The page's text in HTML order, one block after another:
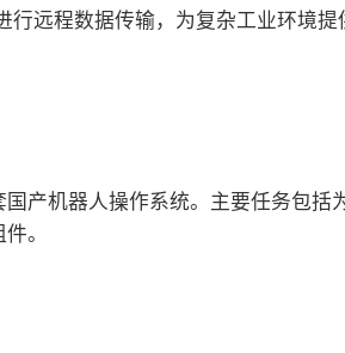
远程数据传输，为复杂工业环境提
产机器人操作系统。主要任务包括
。